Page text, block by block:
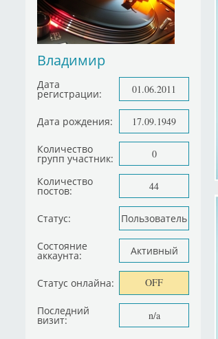
Владимир
Дата
регистрации: 01.06.2011
Дата рождения: 17.09.1949
Количество
групп участник: 0
Количество
постов: 44
Статус: Пользователь
Состояние
аккаунта: Активный
Статус онлайна: OFF
Последний
визит: n/a